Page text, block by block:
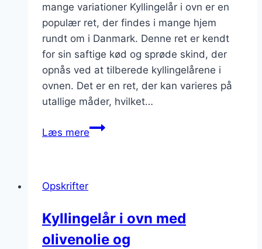
mange variationer Kyllingelår i ovn er en
populær ret, der findes i mange hjem
rundt om i Danmark. Denne ret er kendt
for sin saftige kød og sprøde skind, der
opnås ved at tilberede kyllingelårene i
ovnen. Det er en ret, der kan varieres på
utallige måder, hvilket…
Læs mereKyllingelår
perlespelt
Opskrifter
Kyllingelår i ovn med
olivenolie og